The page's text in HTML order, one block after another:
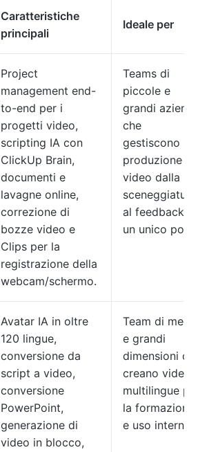
Caratteristiche
principali
Ideale per
Project
management end-
to-end per i
progetti video,
scripting IA con
ClickUp Brain,
documenti e
lavagne online,
correzione di
bozze video e
Clips per la
registrazione della
webcam/schermo.
Teams di
piccole e
grandi
che
gestiscono la
produzione
video dalla
sceneggiatura
al feedback in
un unico
Avatar IA in oltre
120 lingue,
conversione da
script a video,
conversione
PowerPoint,
generazione di
video in blocco,
Team di
e grandi
dimensioni
creano video
multilingue
la formazione
e uso interno